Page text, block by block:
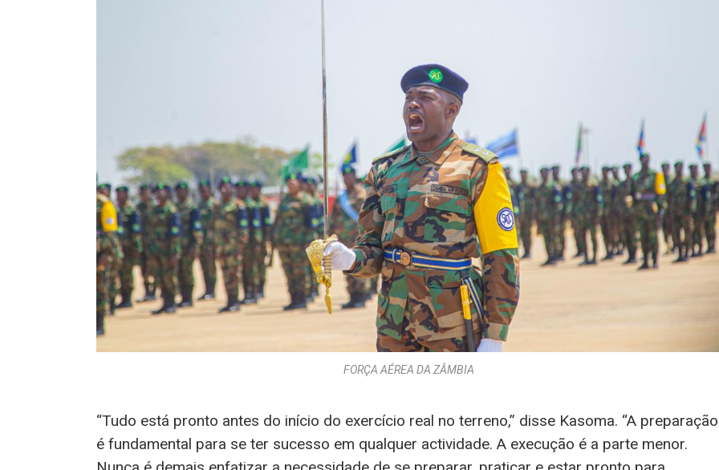
FORÇA AÉREA DA ZÂMBIA
“Tudo está pronto antes do início do exercício real no terreno,” disse Kasoma. “A preparação
é fundamental para se ter sucesso em qualquer actividade. A execução é a parte menor.